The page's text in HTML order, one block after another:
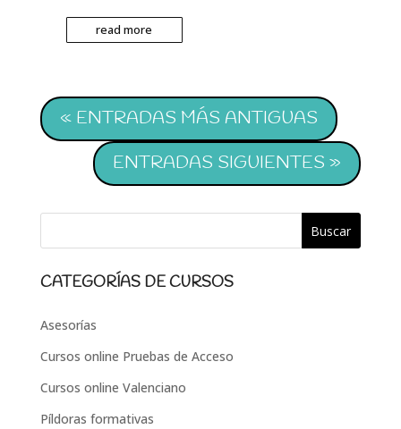
read more
« ENTRADAS MÁS ANTIGUAS
ENTRADAS SIGUIENTES »
CATEGORÍAS DE CURSOS
Asesorías
Cursos online Pruebas de Acceso
Cursos online Valenciano
Píldoras formativas